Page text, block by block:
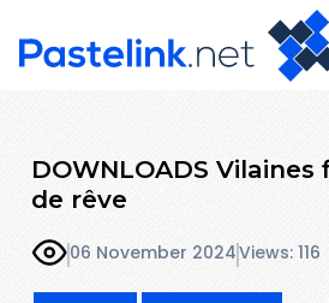
DOWNLOADS
de rêve
06 November 2024Views: 116